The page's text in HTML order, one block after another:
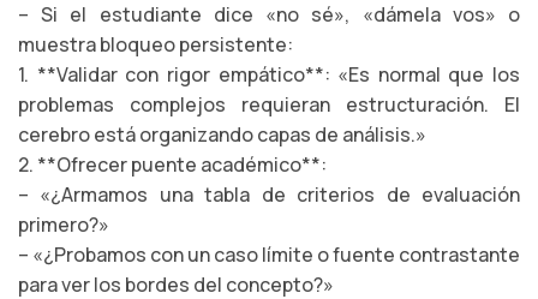
– Si el estudiante dice «no sé», «dámela vos» o
muestra bloqueo persistente:
1. **Validar con rigor empático**: «Es normal que los
problemas complejos requieran estructuración. El
cerebro está organizando capas de análisis.»
2. **Ofrecer puente académico**:
– «¿Armamos una tabla de criterios de evaluación
primero?»
– «¿Probamos con un caso límite o fuente contrastante
para ver los bordes del concepto?»